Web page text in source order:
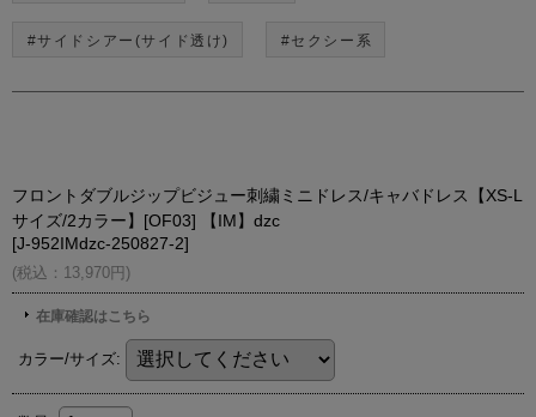
#サイドシアー(サイド透け) #セクシー系